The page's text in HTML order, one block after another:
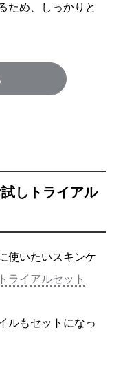
ため、しっかりと
しトライアル
使いたいスキンケ
トライアルセット
ルもセットになっ